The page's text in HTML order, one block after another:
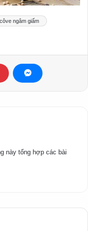
ngâm giấm
này tổng hợp các bài